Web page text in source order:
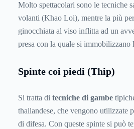
Molto spettacolari sono le tecniche
volanti (Khao Loi), mentre la più
ginocchiata al viso inflitta ad un
presa con la quale si immobilizzano
Spinte coi piedi (Thip)
Si tratta di tecniche di gambe
thailandese, che vengono utilizzate
di difesa. Con queste spinte si può